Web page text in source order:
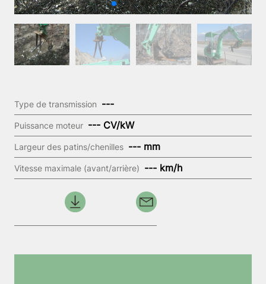
Type de transmission ---
Puissance moteur --- CV/kW
Largeur des patins/chenilles --- mm
Vitesse maximale (avant/arrière) --- km/h